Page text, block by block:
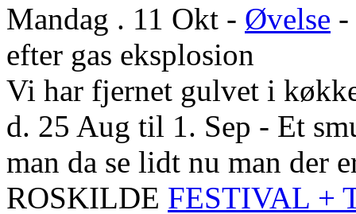
Mandag . 11 Okt - Øvelse -
efter gas eksplosion
Vi har fjernet gulvet i
d. 25 Aug til 1. Sep - Et
man da se lidt nu man der
ROSKILDE FESTIVAL +